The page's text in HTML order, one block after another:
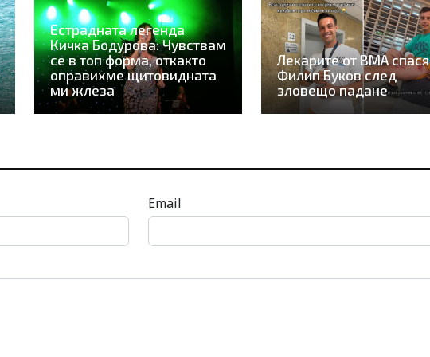
Естрадната легенда
Кичка Бодурова: Чувствам
се в топ форма, откакто
оправихме щитовидната
ми жлеза
Лекарите от ВМА
Филип Буков след
зловещо падане
Email